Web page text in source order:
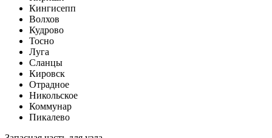
Кингисепп
Волхов
Кудрово
Тосно
Луга
Сланцы
Кировск
Отрадное
Никольское
Коммунар
Пикалево